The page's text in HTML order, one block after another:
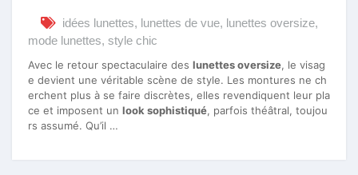
idées lunettes, lunettes de vue, lunettes oversize,
mode lunettes, style chic
Avec le retour spectaculaire des lunettes oversize, le visag
e devient une véritable scène de style. Les montures ne ch
erchent plus à se faire discrètes, elles revendiquent leur pla
ce et imposent un look sophistiqué, parfois théâtral, toujou
rs assumé. Qu’il …